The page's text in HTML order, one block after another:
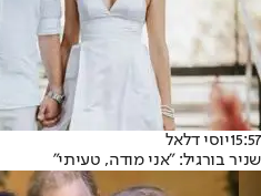
15:57יוסי דלאל
שניר בורגיל: ״אני מודה, טעיתי״